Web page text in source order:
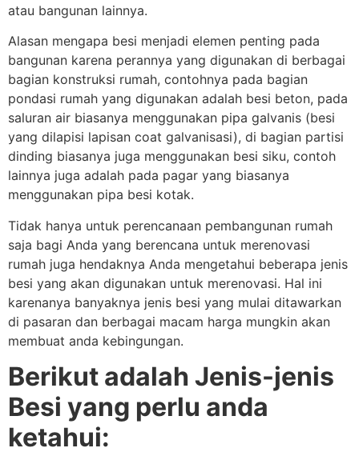
atau bangunan lainnya.
Alasan mengapa besi menjadi elemen penting pada
bangunan karena perannya yang digunakan di berbagai
bagian konstruksi rumah, contohnya pada bagian
pondasi rumah yang digunakan adalah besi beton, pada
saluran air biasanya menggunakan pipa galvanis (besi
yang dilapisi lapisan coat galvanisasi), di bagian partisi
dinding biasanya juga menggunakan besi siku, contoh
lainnya juga adalah pada pagar yang biasanya
menggunakan pipa besi kotak.
Tidak hanya untuk perencanaan pembangunan rumah
saja bagi Anda yang berencana untuk merenovasi
rumah juga hendaknya Anda mengetahui beberapa jenis
besi yang akan digunakan untuk merenovasi. Hal ini
karenanya banyaknya jenis besi yang mulai ditawarkan
di pasaran dan berbagai macam harga mungkin akan
membuat anda kebingungan.
Berikut adalah Jenis-jenis
Besi yang perlu anda
ketahui: